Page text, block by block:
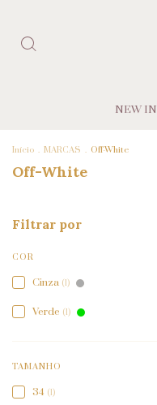
NEW IN
Início . MARCAS . Off-White
Off-White
Filtrar por
COR
Cinza (1)
Verde (1)
TAMANHO
34 (1)